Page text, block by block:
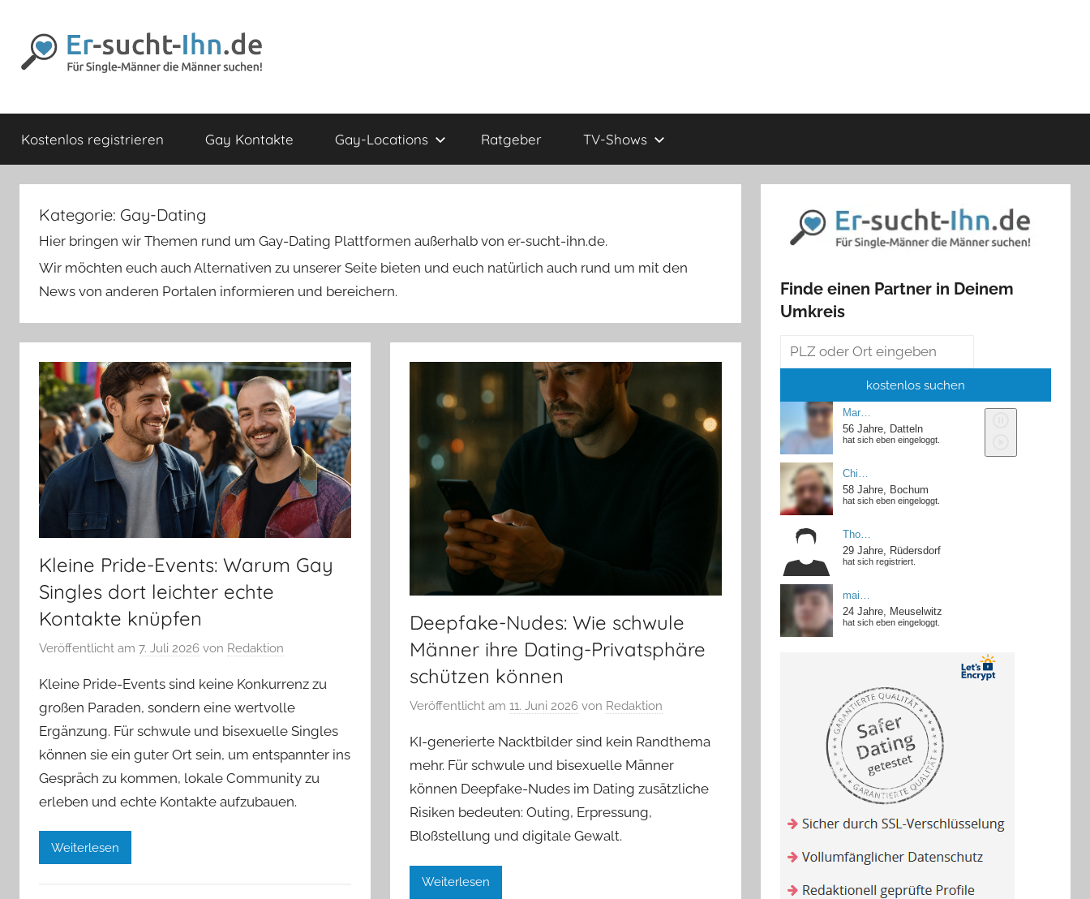
Inhalt
springen
Er-
sucht-
Ihn.de
Männer
die
Kostenlos registrieren Gay Kontakte Gay-Locations Ratgeber TV-Shows
Kategorie: Gay-Dating
Hier bringen wir Themen rund um Gay-Dating Plattformen außerhalb von er-sucht-ihn.de.
Wir möchten euch auch Alternativen zu unserer Seite bieten und euch natürlich auch rund um mit den
News von anderen Portalen informieren und bereichern.
Kleine Pride-Events: Warum Gay
Singles dort leichter echte
Kontakte knüpfen
Veröffentlicht am 7. Juli 2026 von Redaktion
Kleine Pride-Events sind keine Konkurrenz zu
großen Paraden, sondern eine wertvolle
Ergänzung. Für schwule und bisexuelle Singles
können sie ein guter Ort sein, um entspannter ins
Gespräch zu kommen, lokale Community zu
erleben und echte Kontakte aufzubauen.
Weiterlesen
Deepfake-Nudes: Wie schwule
Männer ihre Dating-Privatsphäre
schützen können
Veröffentlicht am11. Juni 2026 von Redaktion
KI-generierte Nacktbilder sind kein Randthema
mehr. Für schwule und bisexuelle Männer
können Deepfake-Nudes im Dating zusätzliche
Risiken bedeuten: Outing, Erpressung,
Bloßstellung und digitale Gewalt.
Weiterlesen
Finde einen Partner in Deinem
Umkreis